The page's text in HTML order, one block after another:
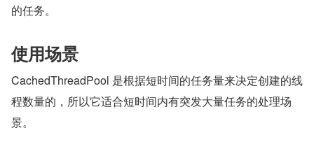
的任务。
使用场景
CachedThreadPool 是根据短时间的任务量来决定创建的线
程数量的，所以它适合短时间内有突发大量任务的处理场
景。